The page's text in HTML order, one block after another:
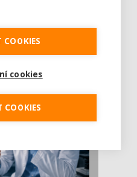
po něm a ve
dobu rezonuje
COOKIES
cookies
COOKIES